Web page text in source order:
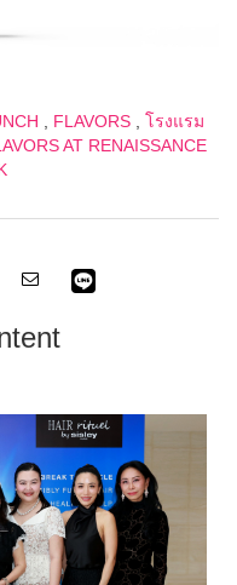
, FLAVORS, โรงแรม
AT RENAISSANCE